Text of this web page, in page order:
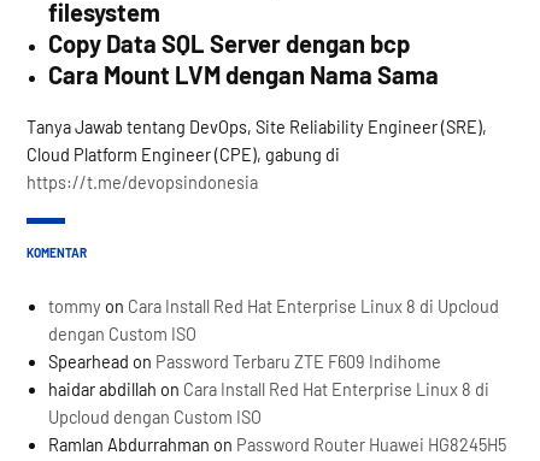
filesystem
Copy Data SQL Server dengan bcp
Cara Mount LVM dengan Nama Sama
Tanya Jawab tentang DevOps, Site Reliability Engineer (SRE),
Cloud Platform Engineer (CPE), gabung di
https://t.me/devopsindonesia
KOMENTAR
tommy on Cara Install Red Hat Enterprise Linux 8 di Upcloud
dengan Custom ISO
Spearhead on Password Terbaru ZTE F609 Indihome
haidar abdillah on Cara Install Red Hat Enterprise Linux 8 di
Upcloud dengan Custom ISO
Ramlan Abdurrahman on Password Router Huawei HG8245H5